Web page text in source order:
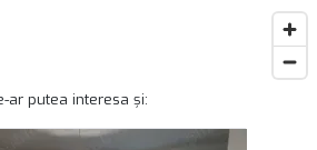
ar putea interesa și: